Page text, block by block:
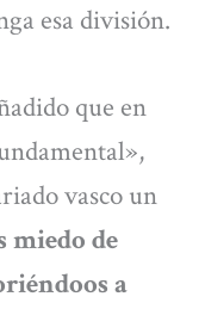
esa división.
que en
vasco un
miedo de
a